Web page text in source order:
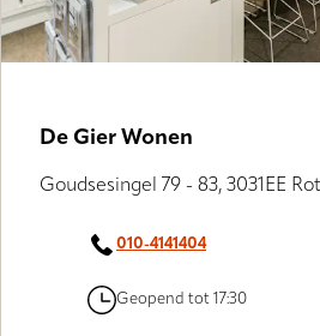
De Gier Wonen
Goudsesingel 79 - 83, 3031EE
010-4141404
Geopend tot 17:30